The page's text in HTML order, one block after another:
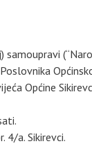
Općine
4/a. Sikirevci.